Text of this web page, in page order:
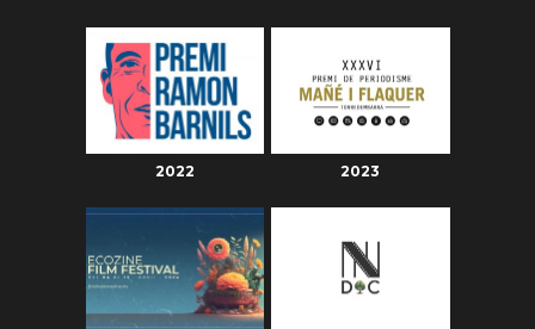
2022 2023